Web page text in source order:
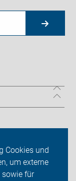
Cookies und
um externe
sowie für